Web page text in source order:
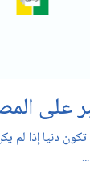
على
تكون دنيا إذا لم